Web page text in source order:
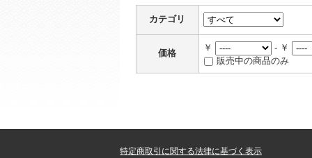
カテゴリ
価格
￥
- ￥
販売中の商品のみ
特定商取引に関する法律に基づく表示